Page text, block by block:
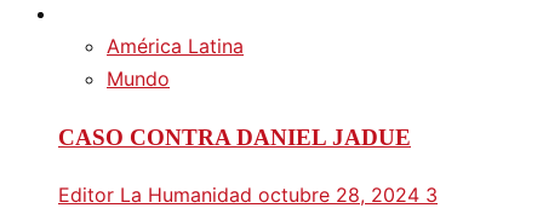
América Latina
Mundo
CASO CONTRA DANIEL JADUE
Editor La Humanidad octubre 28, 2024 3